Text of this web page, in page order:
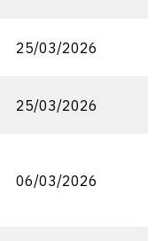
25/03/2026
25/03/2026
06/03/2026